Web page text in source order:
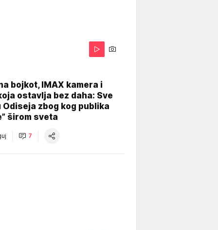
bojkot, IMAX kamera i
ostavlja bez daha: Sve
Odiseja zbog kog publika
širom sveta
7